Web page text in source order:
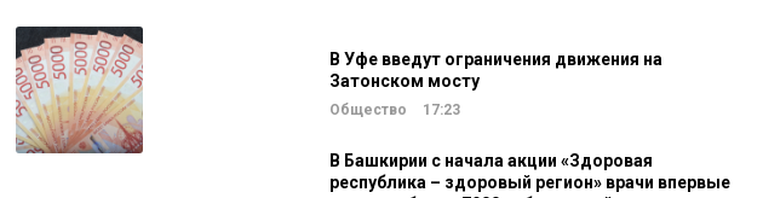
В Уфе введут ограничения движения на
Затонском мосту
Общество 17:23
В Башкирии с начала акции «Здоровая
республика – здоровый регион» врачи впервые